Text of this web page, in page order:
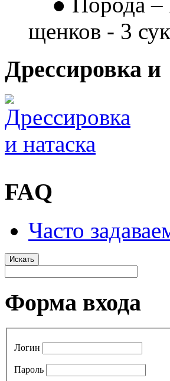
щенков - 3
Дрессировка и
FAQ
Часто
Искать
Форма входа
Логин
Пароль